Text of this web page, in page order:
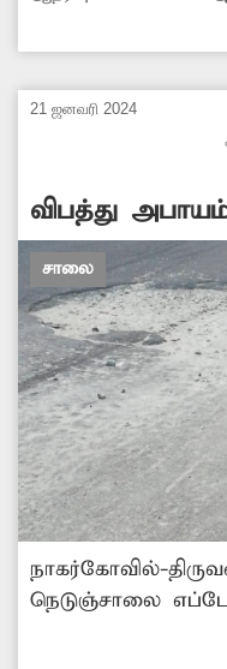
வாலிபர்கள்
வாகன ஓட்டிகள்,
கோவிலின்
வகையில்
சம்பந்தப்பட்ட
வேண்டும்.
21 ஜனவரி 2024
விபத்து
சாலை
நாகர்கோவில்-
நெடுஞ்சாலை
போக்குவரத்துடன்
இந்த சாலையில்